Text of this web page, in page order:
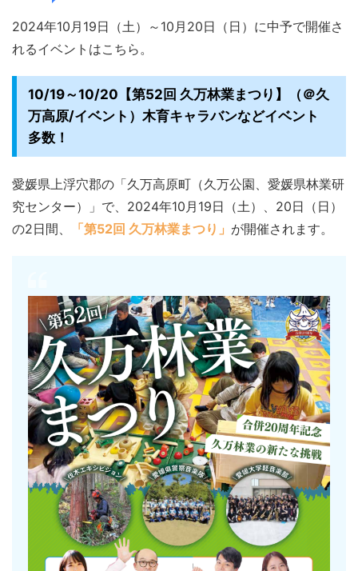
2024年10月19日（土）～10月20日（日）に中予で開催さ
れるイベントはこちら。
10/19～10/20【第52回 久万林業まつり】（＠久
万高原/イベント）木育キャラバンなどイベント
多数！
愛媛県上浮穴郡の「久万高原町（久万公園、愛媛県林業研
究センター）」で、2024年10月19日（土）、20日（日）
の2日間、
「第52回 久万林業まつり」 が開催されます。